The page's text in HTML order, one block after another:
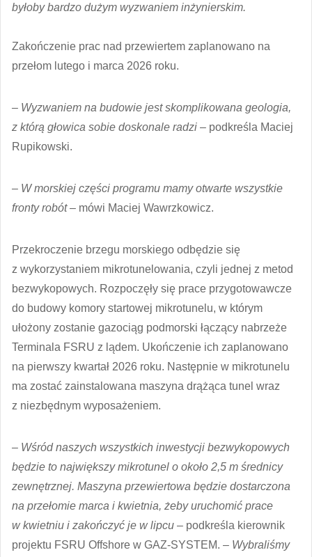
byłoby bardzo dużym wyzwaniem inżynierskim.
Zakończenie prac nad przewiertem zaplanowano na
przełom lutego i marca 2026 roku.
– Wyzwaniem na budowie jest skomplikowana geologia,
z którą głowica sobie doskonale radzi – podkreśla Maciej
Rupikowski.
– W morskiej części programu mamy otwarte wszystkie
fronty robót– mówi Maciej Wawrzkowicz.
Przekroczenie brzegu morskiego odbędzie się
z wykorzystaniem mikrotunelowania, czyli jednej z metod
bezwykopowych. Rozpoczęły się prace przygotowawcze
do budowy komory startowej mikrotunelu, w którym
ułożony zostanie gazociąg podmorski łączący nabrzeże
Terminala FSRU z lądem. Ukończenie ich zaplanowano
na pierwszy kwartał 2026 roku. Następnie w mikrotunelu
ma zostać zainstalowana maszyna drążąca tunel wraz
z niezbędnym wyposażeniem.
– Wśród naszych wszystkich inwestycji bezwykopowych
będzie to największy mikrotunel o około 2,5 m średnicy
zewnętrznej. Maszyna przewiertowa będzie dostarczona
na przełomie marca i kwietnia, żeby uruchomić prace
w kwietniu i zakończyć je w lipcu – podkreśla kierownik
projektu FSRU Offshore w GAZ-SYSTEM. – Wybraliśmy